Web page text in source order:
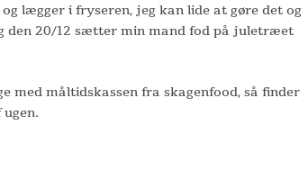
lægger i fryseren, jeg kan lide at gøre det og
den 20/12 sætter min mand fod på juletræet
med måltidskassen fra skagenfood, så finder